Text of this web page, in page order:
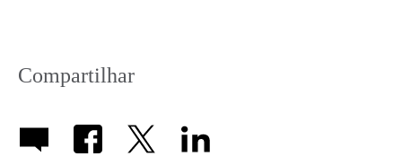
Compartilhar